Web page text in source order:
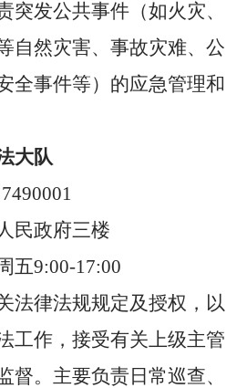
突发公共事件（如火灾、
自然灾害、事故灾难、公
全事件等）的应急管理和
大队
民政府三楼
五9:00-17:00
法律法规规定及授权，以
工作，接受有关上级主管
督。主要负责日常巡查、